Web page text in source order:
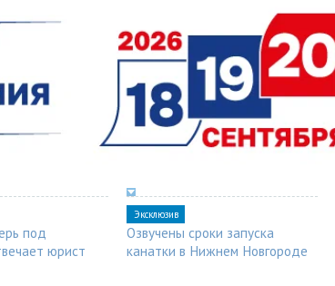
под
юрист
Эксклюзив
Озвучены сроки запуска
канатки в Нижнем Новгороде